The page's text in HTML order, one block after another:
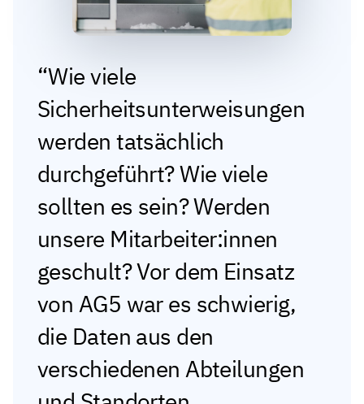
Wie viele
Sicherheitsunterweisungen
werden tatsächlich
durchgeführt? Wie viele
sollten es sein? Werden
unsere Mitarbeiter:innen
geschult? Vor dem Einsatz
von AG5 war es schwierig,
die Daten aus den
verschiedenen Abteilungen